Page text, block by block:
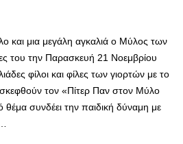
και μια μεγάλη αγκαλιά ο Μύλος των
του την Παρασκευή 21 Νοεμβρίου
φίλοι και φίλες των γιορτών με το
τον «Πίτερ Παν στον Μύλο
συνδέει την παιδική δύναμη με